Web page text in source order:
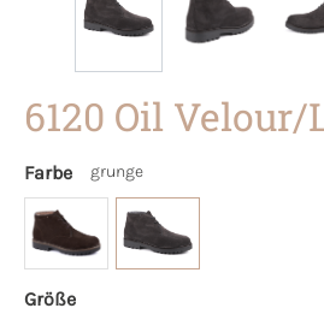
6120 Oil Velour/
Farbe grunge
Größe